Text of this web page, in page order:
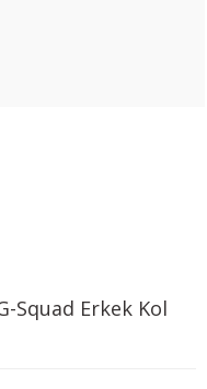
Squad Erkek Kol